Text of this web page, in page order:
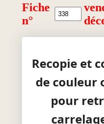
Fiche
n°
Recopie et
de couleur
pour